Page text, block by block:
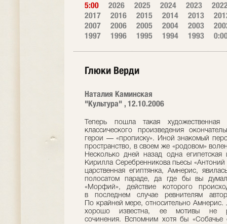
5:00 2026 2025 2024 2023
2017
2016 2015 2014 2013
2007
2006 2005 2004 2003
1997
1996 1995 1994 1993
Глюки Верди
Наталия Каминская
"Культура" , 12.10.2006
Теперь пошла такая
классического произведения
герои — «прописку». Иной знакомый
пространство, в своем же «родовом»
Несколько дней назад одна
Кирилла Серебренникова пьесы
царственная египтянка, Амнерис,
полосатом параде, да где бы вы
«Морфий», действие которого
в последнем случае ревнителям
По крайней мере, относительно
хорошо известна, ее мотивы не
сочинения. Вспомним хотя бы «Собачье